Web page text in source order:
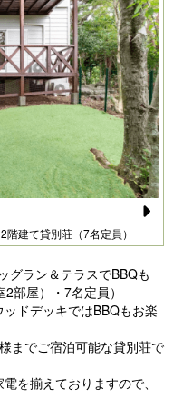
階建て貸別荘（7名定員）
xt
グラン＆テラスでBBQも
部屋）・7名定員）
ドデッキではBBQもお楽
までご宿泊可能な貸別荘で
を揃えておりますので、